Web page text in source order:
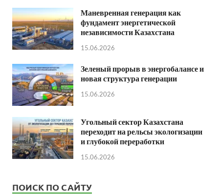
Маневренная генерация как
фундамент энергетической
независимости Казахстана
15.06.2026
Зеленый прорыв в энергобалансе и
новая структура генерации
15.06.2026
Угольный сектор Казахстана
переходит на рельсы экологизации
и глубокой переработки
15.06.2026
ПОИСК ПО САЙТУ